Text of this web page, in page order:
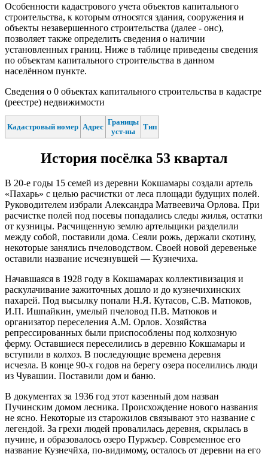
Особенности кадастрового учета объектов капитального
строительства, к которым относятся здания, сооружения и
объекты незавершенного строительства (далее - онс),
позволяет также определить сведения о наличии
установленных границ. Ниже в таблице приведены сведения
по объектам капитального строительства в данном
населённом пункте.
Сведения о 0 объектах капитального строительства в кадастре
(реестре) недвижимости
Кадастровый номер Адрес
Границы
уст-ны
Тип
История посёлка 53 квартал
В 20-е годы 15 семей из деревни Кокшамары создали артель
«Пахарь» с целью расчистки от леса площади будущих полей.
Руководителем избрали Александра Матвеевича Орлова. При
расчистке полей под посевы попадались следы жилья, остатки
от кузницы. Расчищенную землю артельщики разделили
между собой, поставили дома. Сеяли рожь, держали скотину,
некоторые занялись пчеловодством. Своей новой деревеньке
оставили название исчезнувшей — Кузнечиха.
Начавшаяся в 1928 году в Кокшамарах коллективизация и
раскулачивание зажиточных дошло и до кузнечихинских
пахарей. Под высылку попали Н.Я. Кутасов, С.В. Матюков,
И.П. Ишпайкин, умелый пчеловод П.В. Матюков и
организатор переселения A.M. Орлов. Хозяйства
репрессированных были приспособлены под колхозную
ферму. Оставшиеся переселились в деревню Кокшамары и
вступили в колхоз. В последующие времена деревня
исчезла. В конце 90-х годов на берегу озера поселились люди
из Чувашии. Поставили дом и баню.
В документах за 1936 год этот казенный дом назван
Пучинским домом лесника. Происхождение нового названия
не ясно. Некоторые из старожилов связывают это название с
легендой. За грехи людей провалилась деревня, скрылась в
пучине, и образовалось озеро Пуржъер. Современное его
название Кузнечйха, по-видимому, осталось от деревни на его